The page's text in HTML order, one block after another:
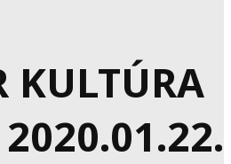
KULTÚRA
2020.01.22.